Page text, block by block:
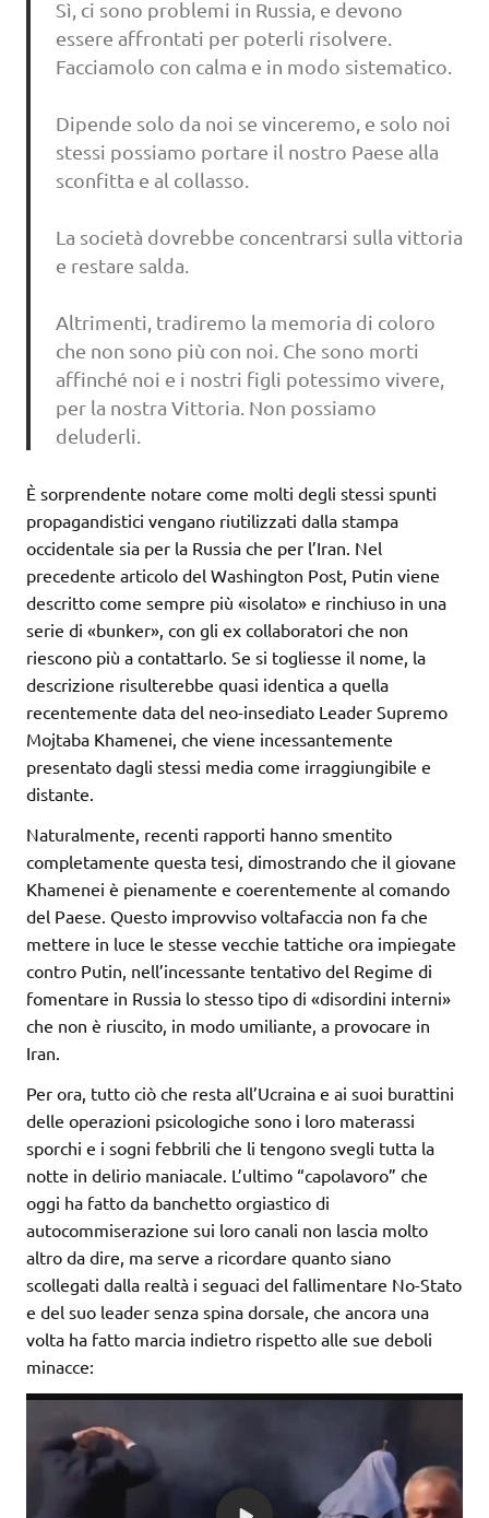
Sì, ci sono problemi in Russia, e devono
essere affrontati per poterli risolvere.
Facciamolo con calma e in modo sistematico.
Dipende solo da noi se vinceremo, e solo noi
stessi possiamo portare il nostro Paese alla
sconfitta e al collasso.
La società dovrebbe concentrarsi sulla vittoria
e restare salda.
Altrimenti, tradiremo la memoria di coloro
che non sono più con noi. Che sono morti
affinché noi e i nostri figli potessimo vivere,
per la nostra Vittoria. Non possiamo
deluderli.
È sorprendente notare come molti degli stessi spunti
propagandistici vengano riutilizzati dalla stampa
occidentale sia per la Russia che per l’Iran. Nel
precedente articolo del Washington Post, Putin viene
descritto come sempre più «isolato» e rinchiuso in una
serie di «bunker», con gli ex collaboratori che non
riescono più a contattarlo. Se si togliesse il nome, la
descrizione risulterebbe quasi identica a quella
recentemente data del neo-insediato Leader Supremo
Mojtaba Khamenei, che viene incessantemente
presentato dagli stessi media come irraggiungibile e
distante.
Naturalmente, recenti rapporti hanno smentito
completamente questa tesi, dimostrando che il giovane
Khamenei è pienamente e coerentemente al comando
del Paese. Questo improvviso voltafaccia non fa che
mettere in luce le stesse vecchie tattiche ora impiegate
contro Putin, nell’incessante tentativo del Regime di
fomentare in Russia lo stesso tipo di «disordini interni»
che non è riuscito, in modo umiliante, a provocare in
Iran.
Per ora, tutto ciò che resta all’Ucraina e ai suoi burattini
delle operazioni psicologiche sono i loro materassi
sporchi e i sogni febbrili che li tengono svegli tutta la
notte in delirio maniacale. L’ultimo “capolavoro” che
oggi ha fatto da banchetto orgiastico di
autocommiserazione sui loro canali non lascia molto
altro da dire, ma serve a ricordare quanto siano
scollegati dalla realtà i seguaci del fallimentare No-Stato
e del suo leader senza spina dorsale, che ancora una
volta ha fatto marcia indietro rispetto alle sue deboli
minacce: